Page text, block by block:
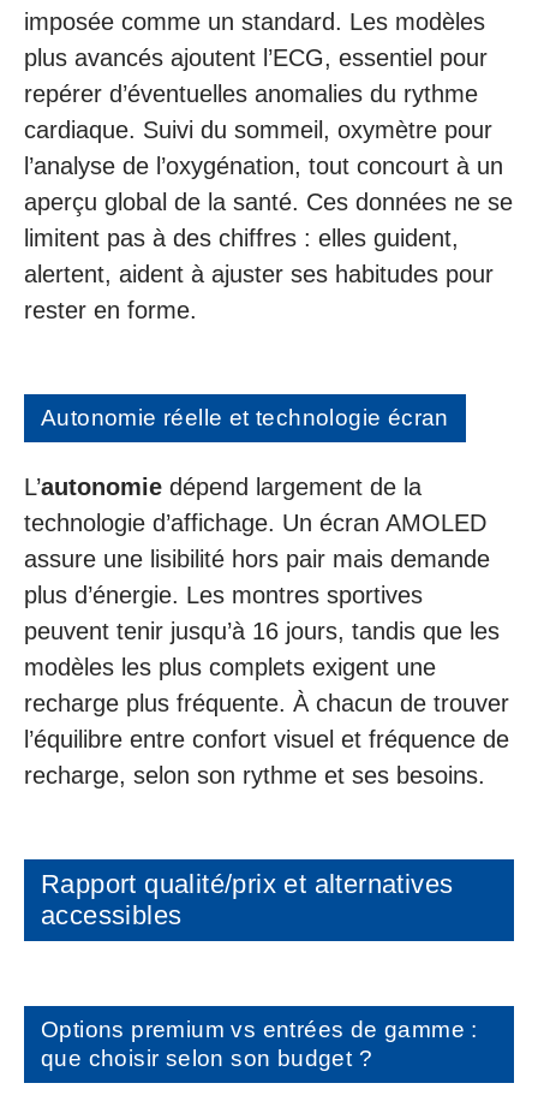
imposée comme un standard. Les modèles
plus avancés ajoutent l’ECG, essentiel pour
repérer d’éventuelles anomalies du rythme
cardiaque. Suivi du sommeil, oxymètre pour
l’analyse de l’oxygénation, tout concourt à un
aperçu global de la santé. Ces données ne se
limitent pas à des chiffres : elles guident,
alertent, aident à ajuster ses habitudes pour
rester en forme.
Autonomie réelle et technologie écran
L’autonomie dépend largement de la
technologie d’affichage. Un écran AMOLED
assure une lisibilité hors pair mais demande
plus d’énergie. Les montres sportives
peuvent tenir jusqu’à 16 jours, tandis que les
modèles les plus complets exigent une
recharge plus fréquente. À chacun de trouver
l’équilibre entre confort visuel et fréquence de
recharge, selon son rythme et ses besoins.
Rapport qualité/prix et alternatives
accessibles
Options premium vs entrées de gamme :
que choisir selon son budget ?